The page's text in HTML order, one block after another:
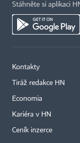
Stáhněte si aplikaci
Kontakty
Tiráž redakce HN
Economia
Kariéra v HN
Ceník inzerce